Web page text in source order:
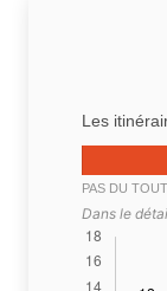
Les
PAS DU
Dans le